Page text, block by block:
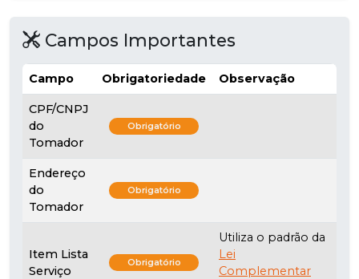
Campos Importantes
Campo Obrigatoriedade Observação
CPF/CNPJ
do
Tomador
Obrigatório
Endereço
do
Tomador
Obrigatório
Item Lista
Serviço
Obrigatório
Utiliza o padrão da
Lei
Complementar